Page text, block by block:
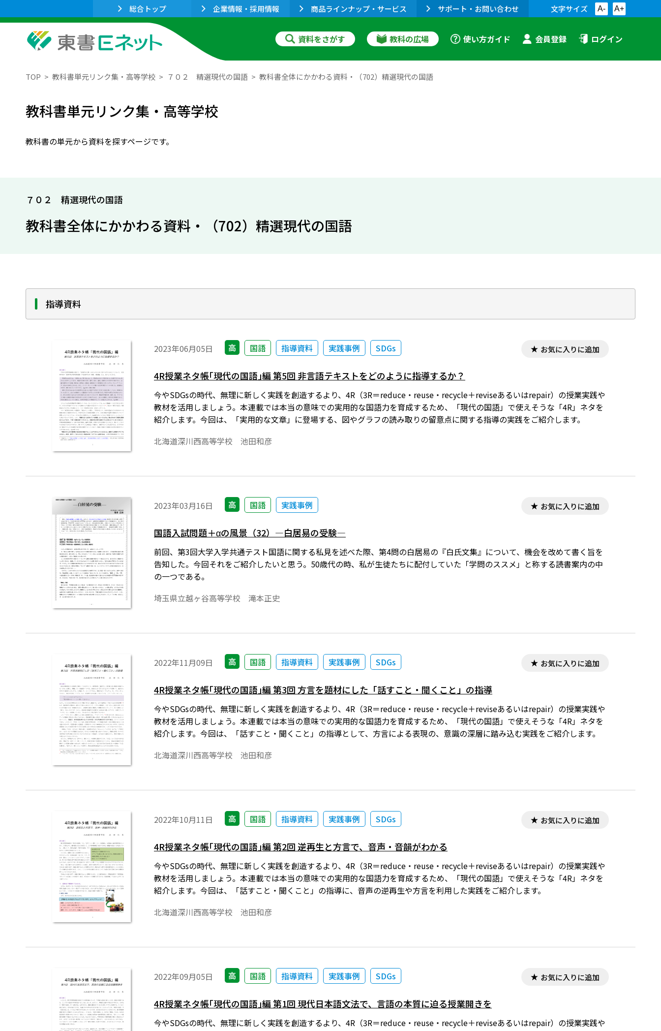
総合トップ 企業情報・採用情報 商品ラインナップ・サービス サポート・お問い合わせ 文字サイズ A- A+
資料をさがす 教科の広場 使い方ガイド 会員登録 ログイン
TOP 教科書単元リンク集・高等学校 ７０２ 精選現代の国語 教科書全体にかかわる資料・（702）精選現代の国語
教科書単元リンク集・高等学校
教科書の単元から資料を探すページです。
７０２ 精選現代の国語
教科書全体にかかわる資料・（702）精選現代の国語
指導資料
2023年06月05日 高 国語 指導資料 実践事例 SDGs お気に入りに追加
4R授業ネタ帳｢現代の国語｣編 第5回 非言語テキストをどのように指導するか？
今やSDGsの時代、無理に新しく実践を創造するより、4R（3R＝reduce・reuse・recycle＋reviseあるいはrepair）の授業実践や
教材を活用しましょう。本連載では本当の意味での実用的な国語力を育成するため、「現代の国語」で使えそうな「4R」ネタを
紹介します。今回は、「実用的な文章」に登場する、図やグラフの読み取りの留意点に関する指導の実践をご紹介します。
北海道深川西高等学校 池田和彦
2023年03月16日 高 国語 実践事例 お気に入りに追加
国語入試問題＋αの風景（32）―白居易の受験―
前回、第3回大学入学共通テスト国語に関する私見を述べた際、第4問の白居易の『白氏文集』について、機会を改めて書く旨を
告知した。今回それをご紹介したいと思う。50歳代の時、私が生徒たちに配付していた「学問のススメ」と称する読書案内の中
の一つである。
埼玉県立越ヶ谷高等学校 滝本正史
2022年11月09日 高 国語 指導資料 実践事例 SDGs お気に入りに追加
4R授業ネタ帳｢現代の国語｣編 第3回 方言を題材にした「話すこと・聞くこと」の指導
今やSDGsの時代、無理に新しく実践を創造するより、4R（3R＝reduce・reuse・recycle＋reviseあるいはrepair）の授業実践や
教材を活用しましょう。本連載では本当の意味での実用的な国語力を育成するため、「現代の国語」で使えそうな「4R」ネタを
紹介します。今回は、「話すこと・聞くこと」の指導として、方言による表現の、意識の深層に踏み込む実践をご紹介します。
北海道深川西高等学校 池田和彦
2022年10月11日 高 国語 指導資料 実践事例 SDGs お気に入りに追加
4R授業ネタ帳｢現代の国語｣編 第2回 逆再生と方言で、音声・音韻がわかる
今やSDGsの時代、無理に新しく実践を創造するより、4R（3R＝reduce・reuse・recycle＋reviseあるいはrepair）の授業実践や
教材を活用しましょう。本連載では本当の意味での実用的な国語力を育成するため、「現代の国語」で使えそうな「4R」ネタを
紹介します。今回は、「話すこと・聞くこと」の指導に、音声の逆再生や方言を利用した実践をご紹介します。
北海道深川西高等学校 池田和彦
2022年09月05日 高 国語 指導資料 実践事例 SDGs お気に入りに追加
4R授業ネタ帳｢現代の国語｣編 第1回 現代日本語文法で、言語の本質に迫る授業開きを
今やSDGsの時代、無理に新しく実践を創造するより、4R（3R＝reduce・reuse・recycle＋reviseあるいはrepair）の授業実践や